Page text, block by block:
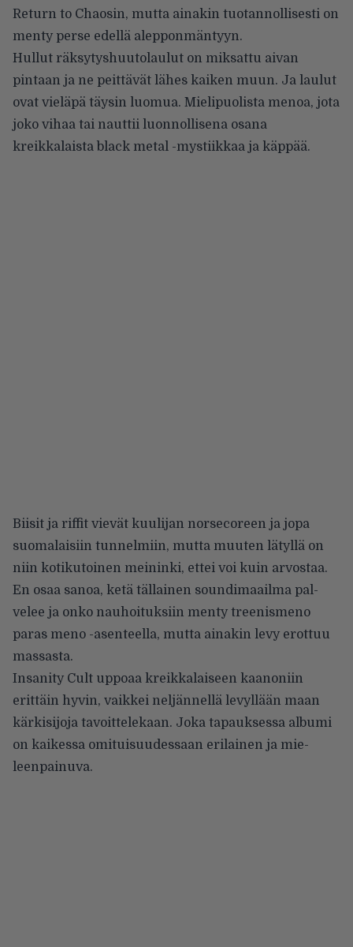
Return to Chaosin, mutta ainakin tuotan­nollisesti on
menty perse edellä alepponmäntyyn.
Hullut räksytyshuutolaulut on miksattu aivan
pintaan ja ne peit­tävät lähes kaiken muun. Ja lau­lut
ovat vieläpä täysin luomua. Mielipuolista menoa, jota
joko vi­haa tai nauttii luonnollisena osana
kreikkalaista black metal -mystiik­kaa ja käppää.
Biisit ja riffit vievät kuulijan nor­secoreen ja jopa
suomalaisiin tun­nelmiin, mutta muuten lätyllä on
niin kotikutoinen meininki, ettei voi kuin arvostaa.
En osaa sanoa, ke­tä tällainen soundimaailma pal­
velee ja onko nauhoituksiin men­ty treenismeno
paras meno -asen­teella, mutta ainakin levy erottuu
massasta.
Insanity Cult uppoaa kreikkalai­seen kaanoniin
erittäin hyvin, vaik­kei neljännellä levyllään maan
kär­kisijoja tavoittelekaan. Joka ta­pauksessa albumi
on kaikessa omi­tuisuudessaan erilainen ja mie­
leenpainuva.